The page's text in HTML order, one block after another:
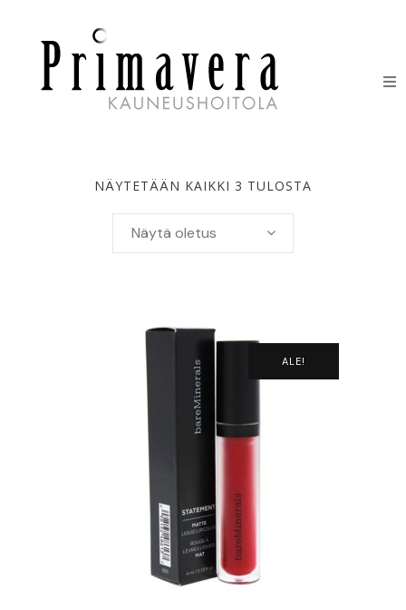
IHONHOITOTUOTTEET
YHTEYSTIEDOT
Ostoskori
NÄYTETÄÄN KAIKKI 3 TULOSTA
Näytä oletus
ALE!